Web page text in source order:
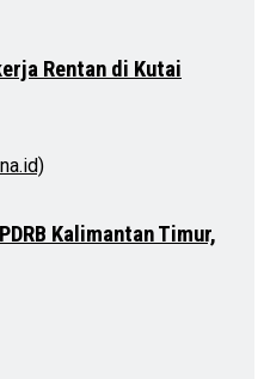
Rentan di Kutai
Kalimantan Timur,